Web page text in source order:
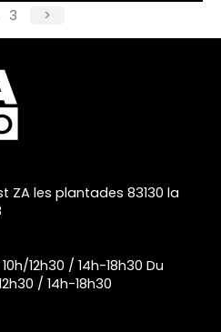
3 >
ZA les plantades 83130 la
12h30 / 14h-18h30 Du
/ 14h-18h30